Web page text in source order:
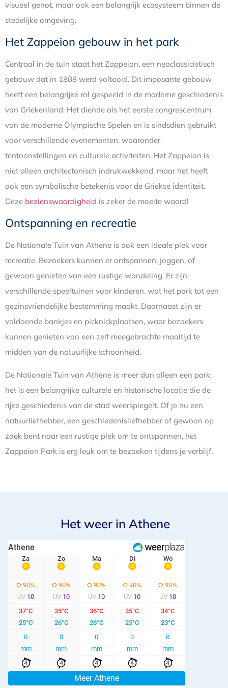
visueel genot, maar ook een belangrijk ecosysteem binnen de
stedelijke omgeving.
Het Zappeion gebouw in het park
Centraal in de tuin staat het Zappeion, een neoclassicistisch
gebouw dat in 1888 werd voltooid. Dit imposante gebouw
heeft een belangrijke rol gespeeld in de moderne geschiedenis
van Griekenland. Het diende als het eerste congrescentrum
van de moderne Olympische Spelen en is sindsdien gebruikt
voor verschillende evenementen, waaronder
tentoonstellingen en culturele activiteiten. Het Zappeion is
niet alleen architectonisch indrukwekkend, maar het heeft
ook een symbolische betekenis voor de Griekse identiteit.
Deze bezienswaardigheid is zeker de moeite waard!
Ontspanning en recreatie
De Nationale Tuin van Athene is ook een ideale plek voor
recreatie. Bezoekers kunnen er ontspannen, joggen, of
gewoon genieten van een rustige wandeling. Er zijn
verschillende speeltuinen voor kinderen, wat het park tot een
gezinsvriendelijke bestemming maakt. Daarnaast zijn er
voldoende bankjes en picknickplaatsen, waar bezoekers
kunnen genieten van een zelf meegebrachte maaltijd te
midden van de natuurlijke schoonheid.
De Nationale Tuin van Athene is meer dan alleen een park;
het is een belangrijke culturele en historische locatie die de
rijke geschiedenis van de stad weerspiegelt. Of je nu een
natuurliefhebber, een geschiedenisliefhebber of gewoon op
zoek bent naar een rustige plek om te ontspannen, het
Zappeion Park is erg leuk om te bezoeken tijdens je verblijf.
Het weer in Athene